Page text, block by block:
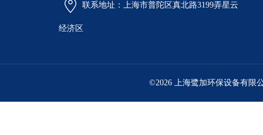
联系地址：上海市普陀区真北路3199弄星云
经济区
©2026 上海鹭加环保设备有限